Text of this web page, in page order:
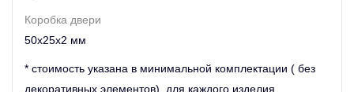
Коробка двери
50х25х2 мм
* стоимость указана в минимальной комплектации ( без
декоративных элементов), для каждого изделия